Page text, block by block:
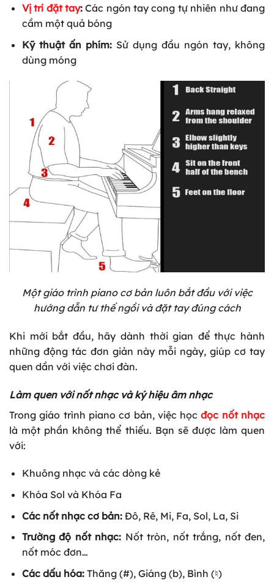
Vị trí đặt tay:Các ngón tay cong tự nhiên như đang
cầm một quả bóng
Kỹ thuật ấn phím: Sử dụng đầu ngón tay, không
dùng móng
Một giáo trình piano cơ bản luôn bắt đầu với việc
hướng dẫn tư thế ngồi và đặt tay đúng cách
Khi mới bắt đầu, hãy dành thời gian để thực hành
những động tác đơn giản này mỗi ngày, giúp cơ tay
quen dần với việc chơi đàn.
Làm quen với nốt nhạc và ký hiệu âm nhạc
Trong giáo trình piano cơ bản, việc họcđọc nốt nhạc
là một phần không thể thiếu. Bạn sẽ được làm quen
với:
Khuông nhạc và các dòng kẻ
Khóa Sol và Khóa Fa
Các nốt nhạc cơ bản:Đô, Rê, Mi, Fa, Sol, La, Si
Trường độ nốt nhạc: Nốt tròn, nốt trắng, nốt đen,
nốt móc đơn…
Các dấu hóa: Thăng (#), Giáng (b), Bình (♮)